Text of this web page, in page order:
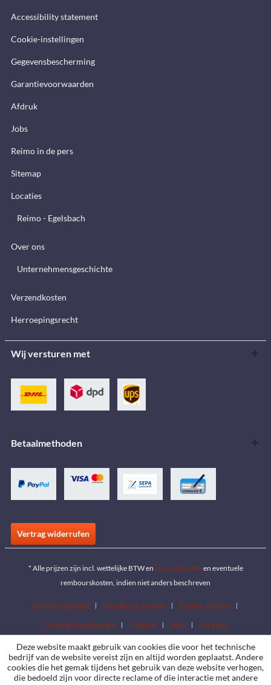
Accessibility statement
Cookie-instellingen
Gegevensbescherming
Garantievoorwaarden
Afdruk
Jobs
Reimo in de pers
Sitemap
Locaties
Reimo - Egelsbach
Over ons
Unternehmensgeschichte
Verzendkosten
Herroepingsrecht
Wij versturen met
Betaalmethoden
Vertrag widerrufen
* Alle prijzen zijn incl. wettelijke BTW en verzendkosten en eventuele
rembourskosten, indien niet anders beschreven
Downloadgebied Handelaar zoeken
Dealer worden
Catalogi downloaden
Contact Jobs Locaties
Deze website maakt gebruik van cookies die voor het technische
bedrijf van de website vereist zijn en altijd worden geplaatst. Andere
cookies die het gemak tijdens het gebruik van deze website verhogen,
die bedoeld zijn voor directe reclame of die interactie met andere